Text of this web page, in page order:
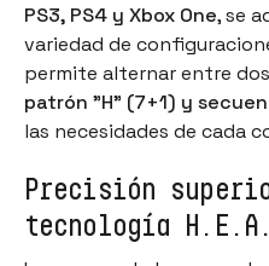
PS3, PS4 y Xbox One, se
variedad de
permite alternar entre
patrón "H" (7+1) y
las necesidades de cada
Precisión
tecnología